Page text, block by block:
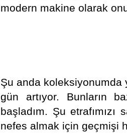
modern makine olarak
Şu anda koleksiyonumda
gün artıyor. Bunların
başladım. Şu
nefes almak için geçmişi